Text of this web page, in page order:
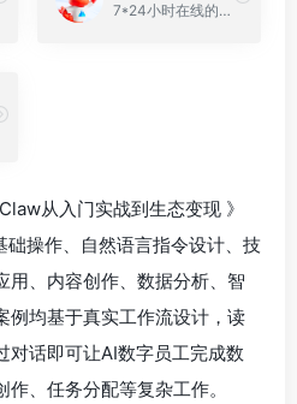
7*24小时在线的专属智能伙伴
从入门实战到生态变现 》
操作、自然语言指令设计、技
用、内容创作、数据分析、智
例均基于真实工作流设计，读
对话即可让AI数字员工完成数
、任务分配等复杂工作。